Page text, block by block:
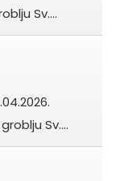
Sv.…
Sv.…